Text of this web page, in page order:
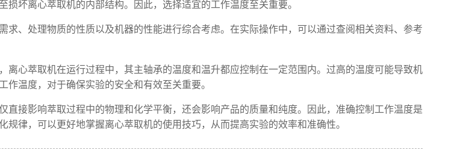
坏离心萃取机的内部结构。因此，选择适宜的工作温度至关重要。
、处理物质的性质以及机器的性能进行综合考虑。在实际操作中，可以通过查阅相关资料、参考
离心萃取机在运行过程中，其主轴承的温度和温升都应控制在一定范围内。过高的温度可能导致机
温度，对于确保实验的安全和有效至关重要。
接影响萃取过程中的物理和化学平衡，还会影响产品的质量和纯度。因此，准确控制工作温度是
律，可以更好地掌握离心萃取机的使用技巧，从而提高实验的效率和准确性。